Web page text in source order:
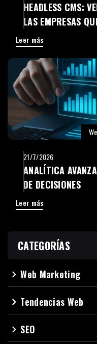
HEADLESS CMS:
LAS EMPRESAS
Leer más
21/7/2026
ANALÍTICA
DE DECISIONES
Leer más
CATEGORÍAS
navigate_nextWeb Marketing
navigate_next Tendencias Web
navigate_next SEO